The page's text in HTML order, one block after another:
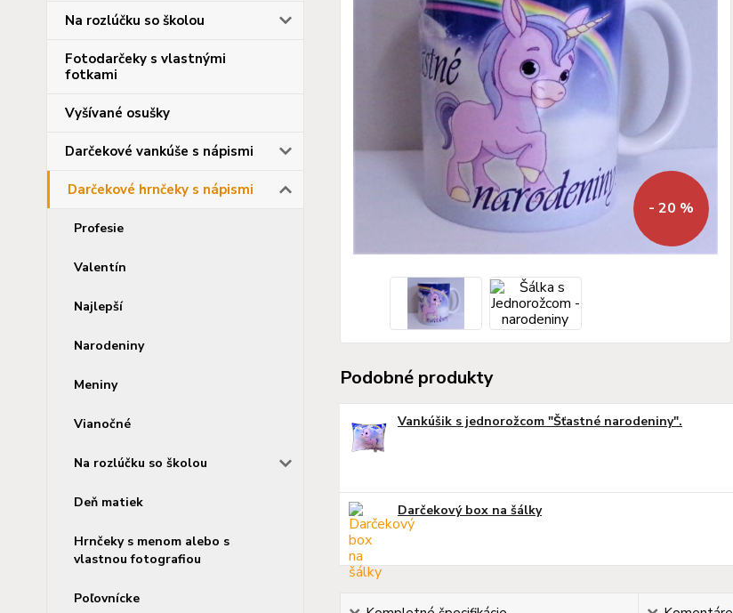
Na rozlúčku so školou
Fotodarčeky s vlastnými
fotkami
Vyšívané osušky
Darčekové vankúše s nápismi
Darčekové hrnčeky s nápismi
Profesie
Valentín
Najlepší
Narodeniny
Meniny
Vianočné
Na rozlúčku so školou
Deň matiek
Hrnčeky s menom alebo s
vlastnou fotografiou
Poľovnícke
- 20 %
Podobné produkty
Vankúšik s jednorožcom "Šťastné narodeniny".
Darčekový box na šálky